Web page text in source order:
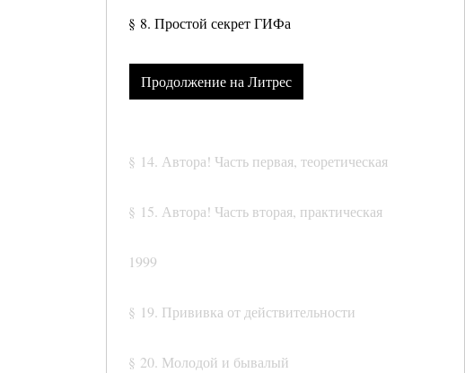
§ 8. Простой секрет ГИФа
Продолжение на Литрес
§ 14. Автора! Часть первая, теоретическая
§ 15. Автора! Часть вторая, практическая
1999
§ 19. Прививка от действительности
§ 20. Молодой и бывалый